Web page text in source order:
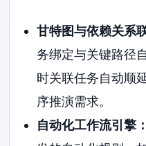
甘特图与依赖关系
务绑定与关键路径
时关联任务自动顺
序推演需求。
自动化工作流引擎：